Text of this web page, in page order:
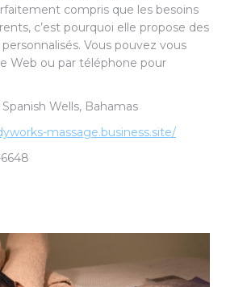
compris que les besoins
c’est pourquoi elle propose des
Vous pouvez vous
Web ou par téléphone pour
Wells, Bahamas
massage.business.site/